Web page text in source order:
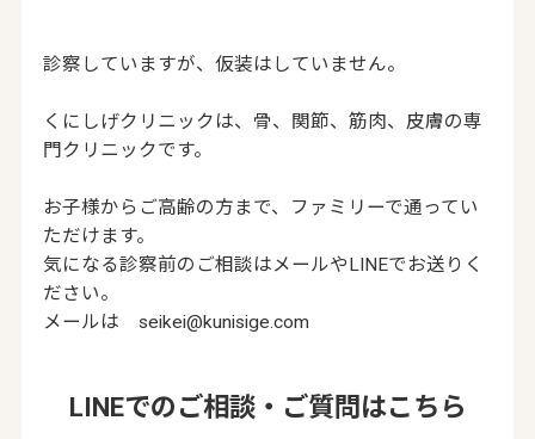
診察していますが、仮装はしていません。
くにしげクリニックは、骨、関節、筋肉、皮膚の専
門クリニックです。
お子様からご高齢の方まで、ファミリーで通ってい
ただけます。
気になる診察前のご相談はメールやLINEでお送りく
ださい。
メールは seikei@kunisige.com
LINEでのご相談・ご質問はこちら